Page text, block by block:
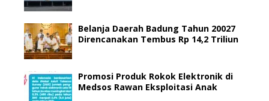
Belanja Daerah Badung Tahun 20027
Direncanakan Tembus Rp 14,2 Triliun
Promosi Produk Rokok Elektronik di
Medsos Rawan Eksploitasi Anak